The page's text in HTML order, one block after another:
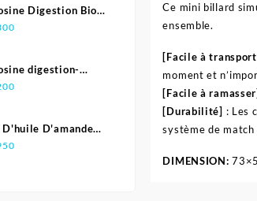
Digestion Bio
ml
digestion-
D'huile D'amande
- Biolane
Ce mini billard
ensemble.
[Facile à
moment et
[Facile à ramasser]
[Durabilité] : Les
système de
DIMENSION: